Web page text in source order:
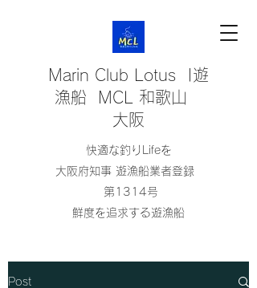
Marin Club Lotus |遊
漁船 MCL 和歌山
大阪
快適な釣りLifeを
大阪府知事 遊漁船業者登録
第1314号
鮮度を追求する遊漁船
Post